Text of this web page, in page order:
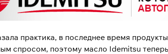
практика, в последнее время
спросом, поэтому масло Idemitsu